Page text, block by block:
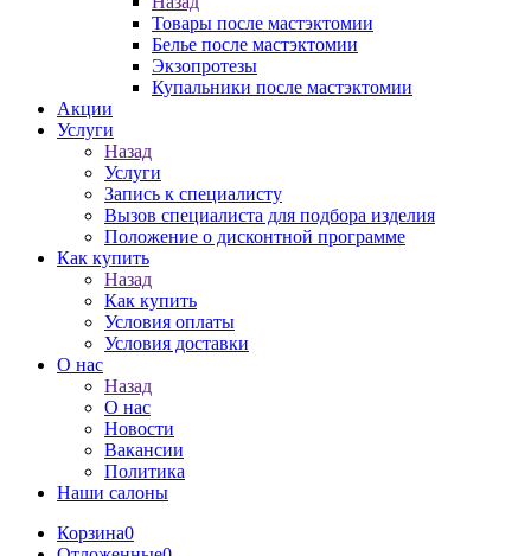
Товары после мастэктомии
Белье после мастэктомии
Экзопротезы
Купальники после мастэктомии
Акции
Услуги
Назад
Услуги
Запись к специалисту
Вызов специалиста для подбора изделия
Положение о дисконтной программе
Как купить
Назад
Как купить
Условия оплаты
Условия доставки
О нас
Назад
О нас
Новости
Вакансии
Политика
Наши салоны
Корзина0